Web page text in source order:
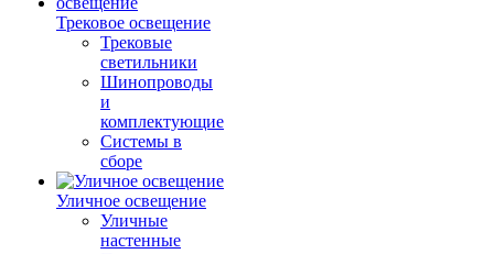
Трековое освещение
Трековые
светильники
Шинопроводы
и
комплектующие
Системы в
сборе
Уличное освещение
Уличные
настенные